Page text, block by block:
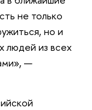
не только
но и
людей из всех
—